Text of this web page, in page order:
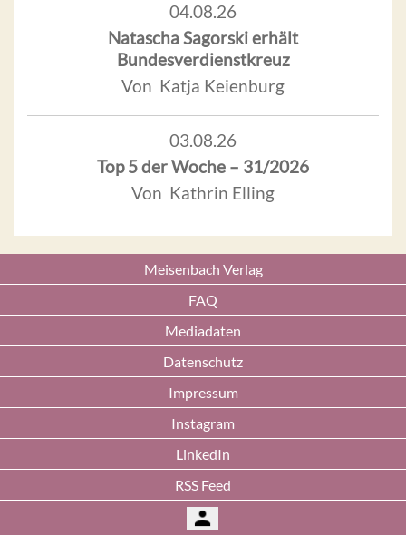
04.08.26
Natascha Sagorski erhält
Bundesverdienstkreuz
Von Katja Keienburg
03.08.26
Top 5 der Woche – 31/2026
Von Kathrin Elling
Meisenbach Verlag
FAQ
Mediadaten
Datenschutz
Impressum
Instagram
LinkedIn
RSS Feed